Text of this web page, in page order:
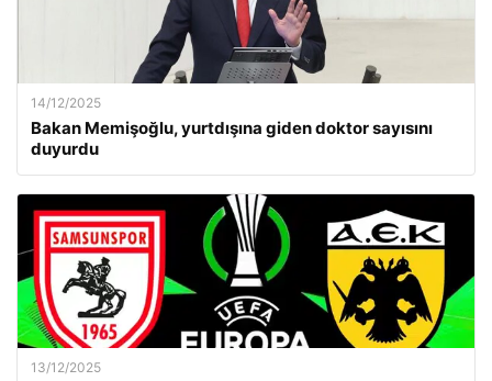
14/12/2025
Bakan Memişoğlu, yurtdışına giden doktor sayısını
duyurdu
13/12/2025